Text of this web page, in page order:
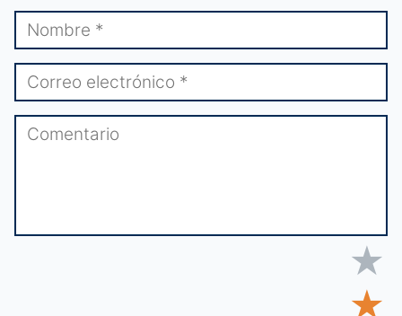
★
★